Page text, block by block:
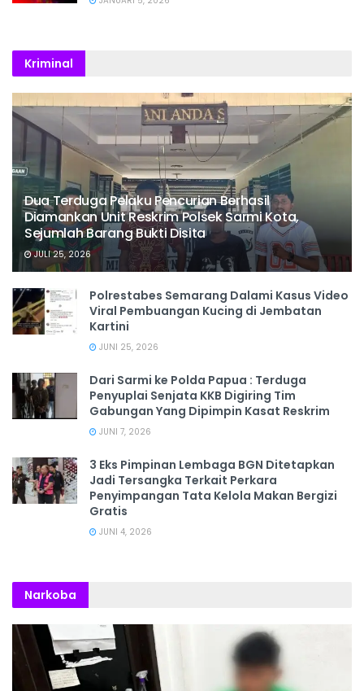
Kriminal
Dua Terduga Pelaku Pencurian Berhasil
Diamankan Unit Reskrim Polsek Sarmi Kota,
Sejumlah Barang Bukti Disita
JULI 25, 2026
Polrestabes Semarang Dalami Kasus Video
Viral Pembuangan Kucing di Jembatan
Kartini
JUNI 25, 2026
Dari Sarmi ke Polda Papua : Terduga
Penyuplai Senjata KKB Digiring Tim
Gabungan Yang Dipimpin Kasat Reskrim
JUNI 7, 2026
3 Eks Pimpinan Lembaga BGN Ditetapkan
Jadi Tersangka Terkait Perkara
Penyimpangan Tata Kelola Makan Bergizi
Gratis
JUNI 4, 2026
Narkoba